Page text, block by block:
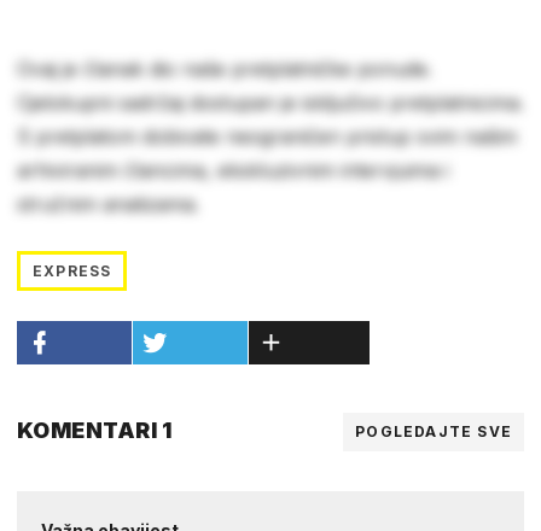
Ovaj je članak dio naše pretplatničke ponude.
Cjelokupni sadržaj dostupan je isključivo pretplatnicima.
S pretplatom dobivate neograničen pristup svim našim
arhiviranim člancima, ekskluzivnim intervjuima i
stručnim analizama.
EXPRESS
KOMENTARI 1 POGLEDAJTE SVE